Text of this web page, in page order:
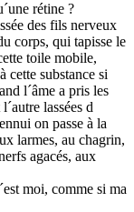
rétine ?
des fils nerveux
corps, qui tapisse le
toile mobile,
cette substance si
l´âme a pris les
lassées d
on passe à la
larmes, au chagrin,
agacés, aux
moi, comme si ma